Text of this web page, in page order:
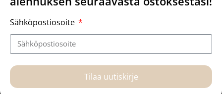
42,90€ 21,45€
Select options
Sähköpostiosoite
Tilaa uutiskirje